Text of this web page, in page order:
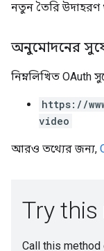
নতুন তৈরি উদাহরণ
অনুমোদনের
নিম্নলিখিত OAuth
https://
video
আরও তথ্যের জন্য,